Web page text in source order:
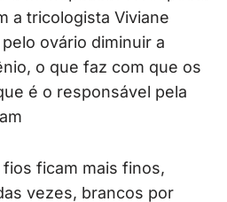
a tricologista Viviane
ovário diminuir a
o que faz com que os
é o responsável pela
ficam mais finos,
vezes, brancos por